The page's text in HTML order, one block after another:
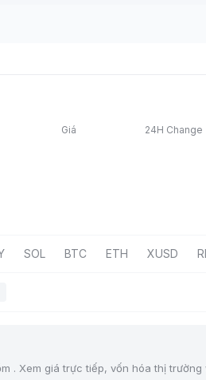
Giá 24H Change
SOL BTC ETH XUSD
. Xem giá trực tiếp, vốn hóa thị